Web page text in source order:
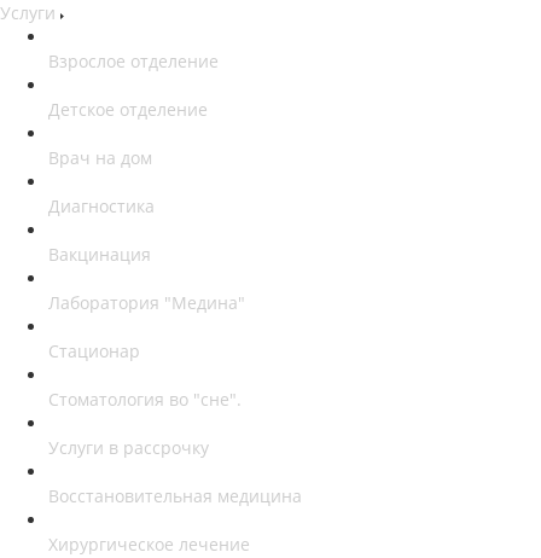
Услуги
Взрослое отделение
Детское отделение
Врач на дом
Диагностика
Вакцинация
Лаборатория "Медина"
Стационар
Стоматология во "сне".
Услуги в рассрочку
Восстановительная медицина
Хирургическое лечение